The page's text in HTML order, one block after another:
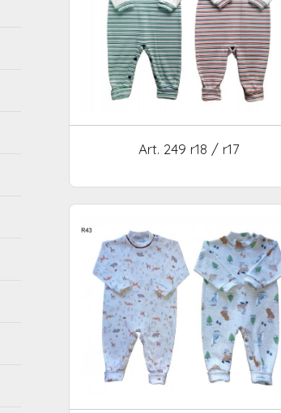
Art. 249 r18 / r17